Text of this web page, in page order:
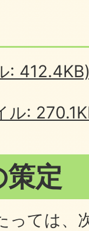
:
ル:
定
っては、